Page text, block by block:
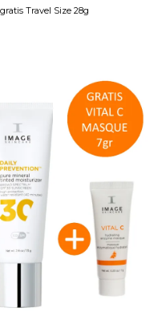
Travel Size 28g